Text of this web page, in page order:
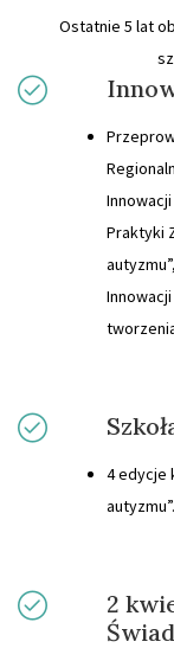
Ostatnie 5 lat
Praktyki
4 edycje
autyzmu”.
2